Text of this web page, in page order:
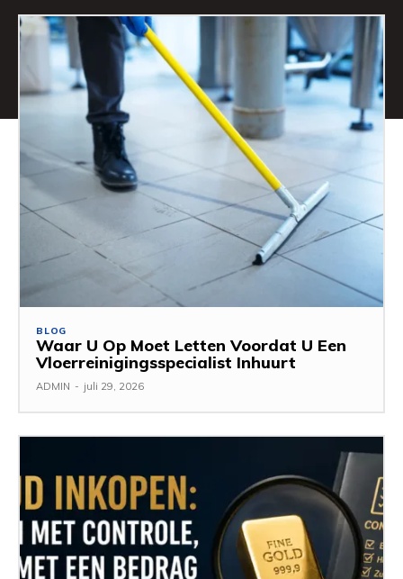
BLOG
Waar U Op Moet Letten Voordat U Een
Vloerreinigingsspecialist Inhuurt
ADMIN - juli 29, 2026